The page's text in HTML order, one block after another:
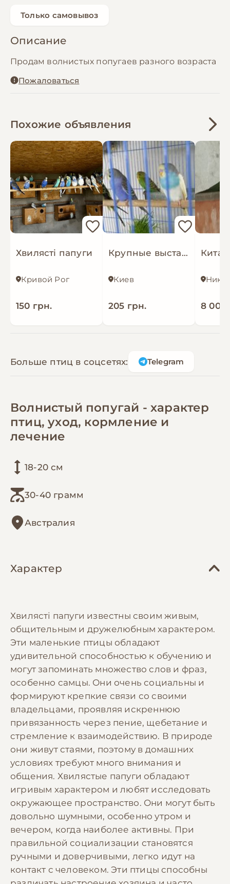
Только самовывоз
Описание
Продам волнистых попугаев разного возраста
Пожаловаться
Похожие объявления
Хвилясті папуги
Кривой Рог
150 грн.
Крупные выставочные попуги, клетки, корма
Киев
205 грн. 8 000
Больше птиц в соцсетях: Telegram
Волнистый попугай - характер
птиц, уход, кормление и
лечение
18-20 см
30-40 грамм
Австралия
Характер
Хвилясті папуги известны своим живым,
общительным и дружелюбным характером.
Эти маленькие птицы обладают
удивительной способностью к обучению и
могут запоминать множество слов и фраз,
особенно самцы. Они очень социальны и
формируют крепкие связи со своими
владельцами, проявляя искреннюю
привязанность через пение, щебетание и
стремление к взаимодействию. В природе
они живут стаями, поэтому в домашних
условиях требуют много внимания и
общения. Хвилястые папуги обладают
игривым характером и любят исследовать
окружающее пространство. Они могут быть
довольно шумными, особенно утром и
вечером, когда наиболее активны. При
правильной социализации становятся
ручными и доверчивыми, легко идут на
контакт с человеком. Эти птицы способны